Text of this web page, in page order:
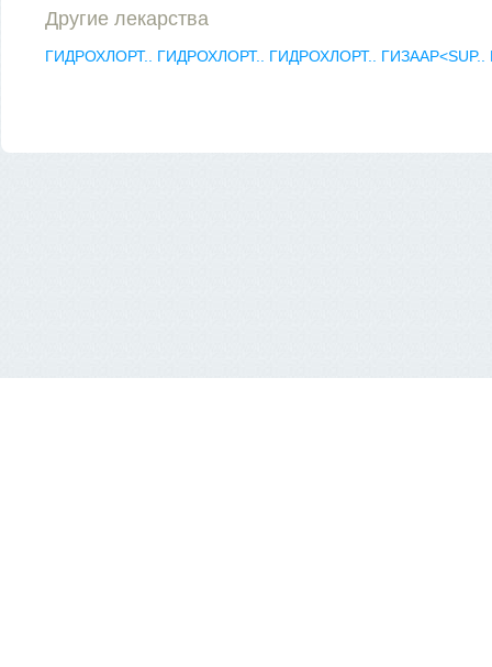
Другие лекарства
ГИДРОХЛОРТ.. ГИДРОХЛОРТ.. ГИДРОХЛОРТ.. ГИЗААР<SUP..